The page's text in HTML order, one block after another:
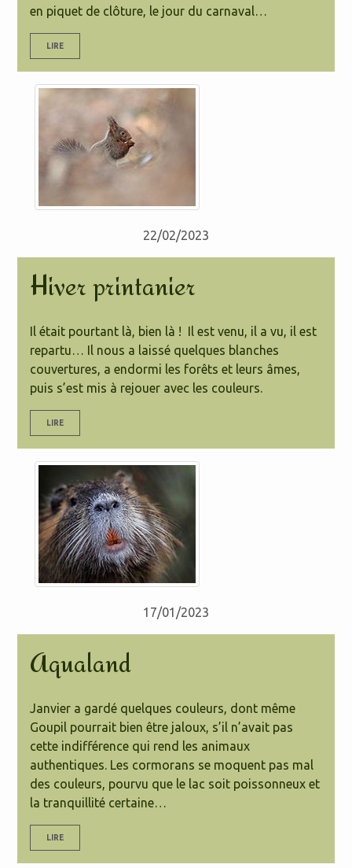
en piquet de clôture, le jour du carnaval…
LIRE
22/02/2023
Hiver printanier
Il était pourtant là, bien là ! Il est venu, il a vu, il est
repartu… Il nous a laissé quelques blanches
couvertures, a endormi les forêts et leurs âmes,
puis s’est mis à rejouer avec les couleurs.
LIRE
17/01/2023
Aqualand
Janvier a gardé quelques couleurs, dont même
Goupil pourrait bien être jaloux, s’il n’avait pas
cette indifférence qui rend les animaux
authentiques. Les cormorans se moquent pas mal
des couleurs, pourvu que le lac soit poissonneux et
la tranquillité certaine…
LIRE